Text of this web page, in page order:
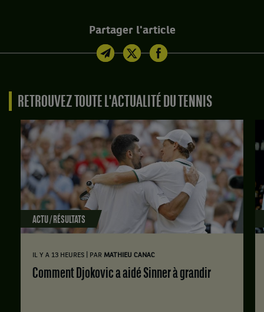
Partager l'article
RETROUVEZ TOUTE L'ACTUALITÉ DU TENNIS
ACTU / RÉSULTATS
IL Y A 13 HEURES PAR MATHIEU CANAC
Comment Djokovic a aidé Sinner à grandir